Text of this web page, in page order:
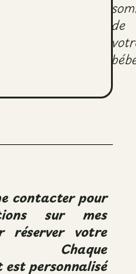
de
contacter pour
sur mes
réserver votre
Chaque
est personnalisé